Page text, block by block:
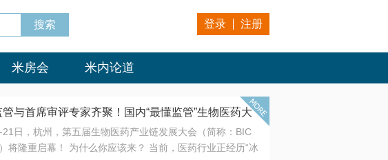
登录 注册
米房会 米内论道
管与首席审评专家齐聚！国内“最懂监管”生物医药大
幕！
日，杭州，第五届生物医药产业链发展大会（简称：BIC
将隆重启幕！ 为什么你应该来？ 当前，医药行业正经历“冰